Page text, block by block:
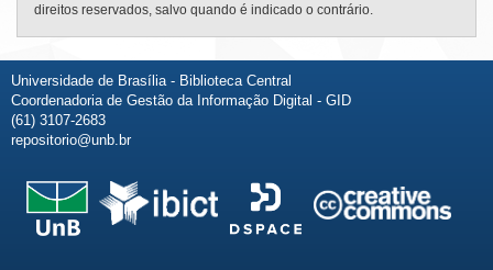
direitos reservados, salvo quando é indicado o contrário.
Universidade de Brasília - Biblioteca Central
Coordenadoria de Gestão da Informação Digital - GID
(61) 3107-2683
repositorio@unb.br